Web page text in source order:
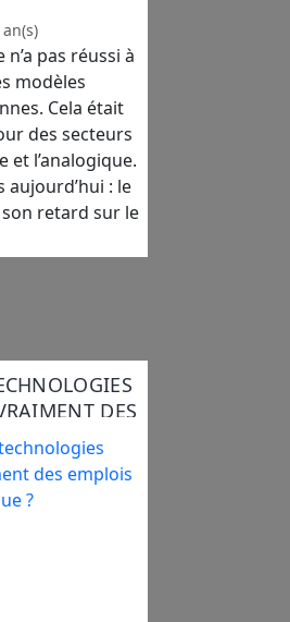
pas réussi à
modèles
Cela était
des secteurs
et l’analogique.
aujourd’hui : le
retard sur le
DES
?